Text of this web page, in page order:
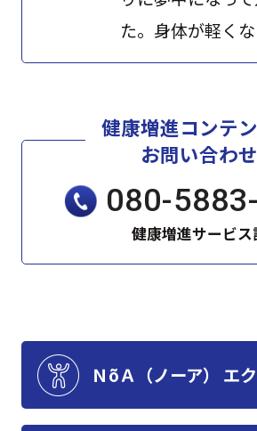
た。身体が軽く
健康増進コンテ
お問い合わせ
080-
健康増進サービス
ＮõＡ（ノーア） エ